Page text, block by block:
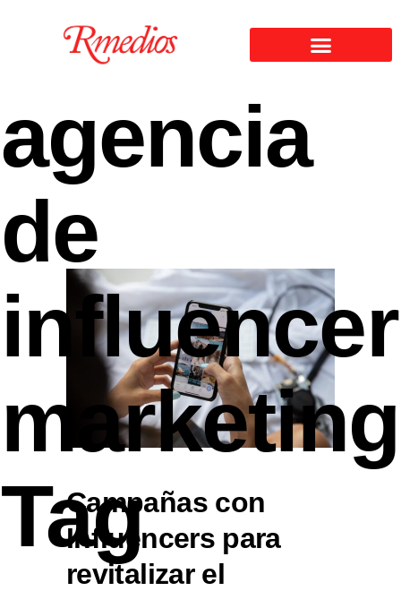
agencia
de
influencer
marketing
Tag
Campañas con
Influencers para
revitalizar el